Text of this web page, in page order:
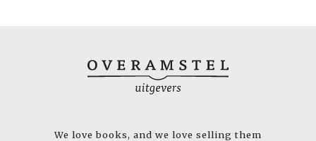
We love books, and we love selling them